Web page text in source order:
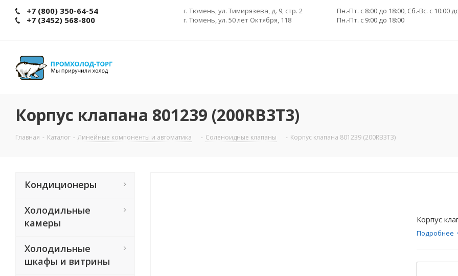
+7 (800) 350-64-54
+7 (3452) 568-800
г. Тюмень, ул. Тимирязева, д. 9, стр. 2
г. Тюмень, ул. 50 лет Октября, 118
Пн.-Пт. с 8:00 до 18:00, Сб.-Вс. с 10:00
Пн.-Пт. с 9:00 до 18:00
Корпус клапана 801239 (200RB3T3)
Главная - Каталог - Линейные компоненты и автоматика - Соленоидные клапаны - Корпус клапана 801239 (200RB3T3)
Корпус
Подробнее
Кондиционеры
Холодильные
камеры
Холодильные
шкафы и витрины